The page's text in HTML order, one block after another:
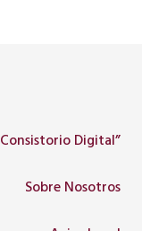
Digital”
Sobre Nosotros